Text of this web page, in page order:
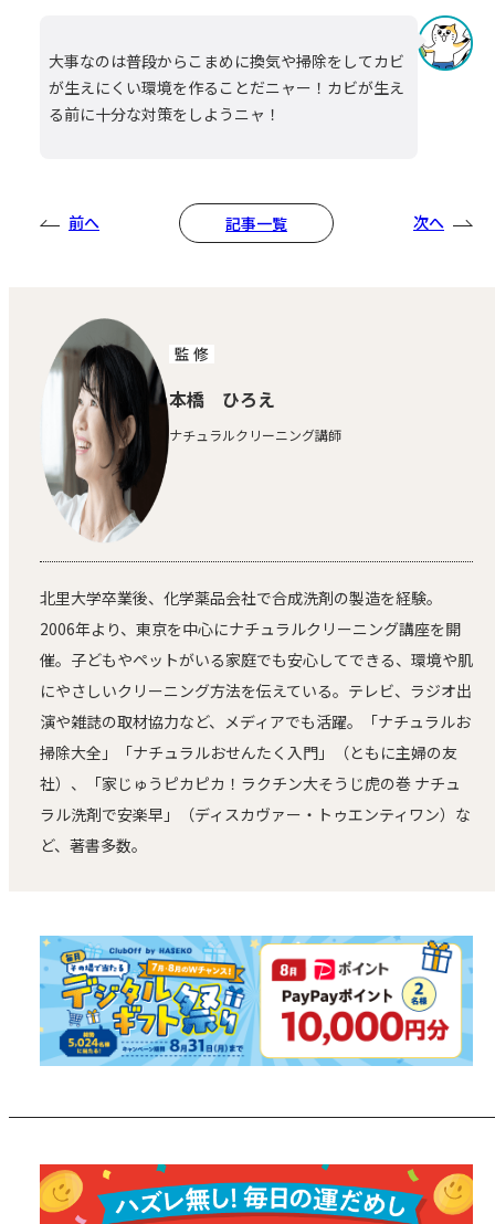
大事なのは普段からこまめに換気や掃除をしてカビ
が生えにくい環境を作ることだニャー！カビが生え
る前に十分な対策をしようニャ！
前へ 記事一覧 次へ
監 修
本橋 ひろえ
ナチュラルクリーニング講師
北里大学卒業後、化学薬品会社で合成洗剤の製造を経験。
2006年より、東京を中心にナチュラルクリーニング講座を開
催。子どもやペットがいる家庭でも安心してできる、環境や肌
にやさしいクリーニング方法を伝えている。テレビ、ラジオ出
演や雑誌の取材協力など、メディアでも活躍。「ナチュラルお
掃除大全」「ナチュラルおせんたく入門」（ともに主婦の友
社）、「家じゅうピカピカ！ラクチン大そうじ虎の巻 ナチュ
ラル洗剤で安楽早」（ディスカヴァー・トゥエンティワン）な
ど、著書多数。